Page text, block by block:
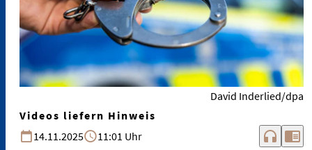
David Inderlied/dpa
Videos liefern Hinweis
14.11.2025
11:01 Uhr headphones chrome_reader_mode